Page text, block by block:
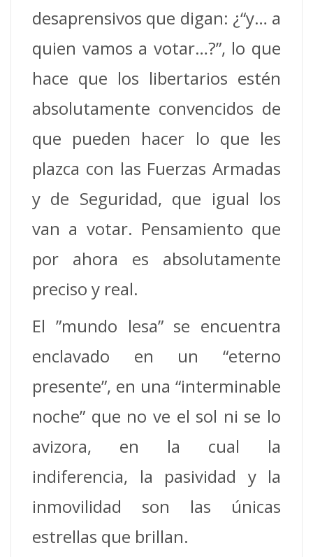
desaprensivos que digan: ¿“y… a
quien vamos a votar…?”, lo que
hace que los libertarios estén
absolutamente convencidos de
que pueden hacer lo que les
plazca con las Fuerzas Armadas
y de Seguridad, que igual los
van a votar. Pensamiento que
por ahora es absolutamente
preciso y real.
El ”mundo lesa” se encuentra
enclavado en un “eterno
presente”, en una “interminable
noche” que no ve el sol ni se lo
avizora, en la cual la
indiferencia, la pasividad y la
inmovilidad son las únicas
estrellas que brillan.